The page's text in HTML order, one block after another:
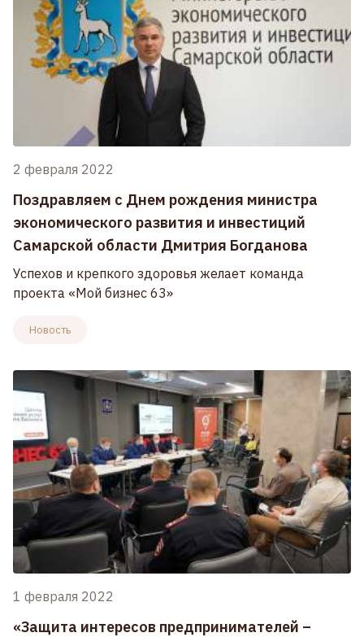
2 февраля 2022
Поздравляем с Днем рождения министра
экономического развития и инвестиций
Самарской области Дмитрия Богданова
Успехов и крепкого здоровья желает команда
проекта «Мой бизнес 63»
Новость
1 февраля 2022
«Защита интересов предпринимателей –